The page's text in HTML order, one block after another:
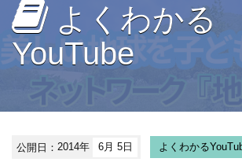
よくわかる
YouTube
公開日：2014年 6月 5日 よくわかる